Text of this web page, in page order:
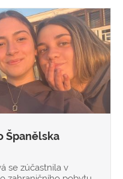
Španělska
se zúčastnila v